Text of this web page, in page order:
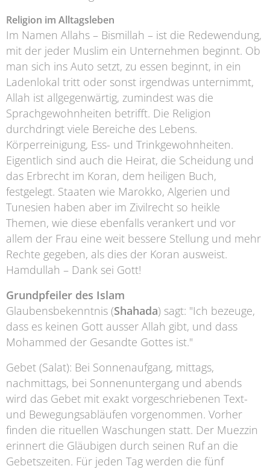
Religion im Alltagsleben
Im Namen Allahs – Bismillah – ist die Redewendung,
mit der jeder Muslim ein Unternehmen beginnt. Ob
man sich ins Auto setzt, zu essen beginnt, in ein
Ladenlokal tritt oder sonst irgendwas unternimmt,
Allah ist allgegenwärtig, zumindest was die
Sprachgewohnheiten betrifft. Die Religion
durchdringt viele Bereiche des Lebens.
Körperreinigung, Ess- und Trinkgewohnheiten.
Eigentlich sind auch die Heirat, die Scheidung und
das Erbrecht im Koran, dem heiligen Buch,
festgelegt. Staaten wie Marokko, Algerien und
Tunesien haben aber im Zivilrecht so heikle
Themen, wie diese ebenfalls verankert und vor
allem der Frau eine weit bessere Stellung und mehr
Rechte gegeben, als dies der Koran ausweist.
Hamdullah – Dank sei Gott!
Grundpfeiler des Islam
Glaubensbekenntnis (Shahada) sagt: "Ich bezeuge,
dass es keinen Gott ausser Allah gibt, und dass
Mohammed der Gesandte Gottes ist."
Gebet (Salat): Bei Sonnenaufgang, mittags,
nachmittags, bei Sonnenuntergang und abends
wird das Gebet mit exakt vorgeschriebenen Text-
und Bewegungsabläufen vorgenommen. Vorher
finden die rituellen Waschungen statt. Der Muezzin
erinnert die Gläubigen durch seinen Ruf an die
Gebetszeiten. Für jeden Tag werden die fünf